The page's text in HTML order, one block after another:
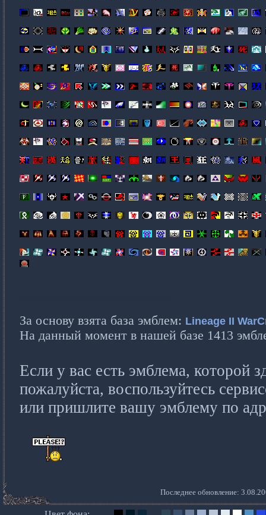
За основу взята база эмблем: Lineage II
На данный момент в нашей базе 1413
Если у вас есть эмблема, которой
пожалуйста, воспользуйтесь
или пришлите вашу эмблему по
Последнее обновление: